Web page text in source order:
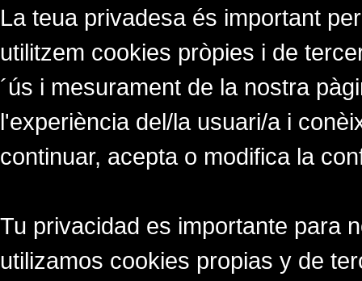
La teua privadesa és important
utilitzem cookies pròpies i de
´ús i mesurament de la nostra
l'experiència del/la usuari/a i
continuar, acepta o modifica la
Tu privacidad es importante para
utilizamos cookies propias y de